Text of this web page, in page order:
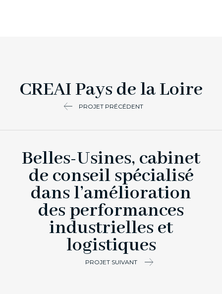
CREAI Pays de la Loire
PROJET PRÉCÉDENT
Belles-Usines, cabinet
de conseil spécialisé
dans l’amélioration
des performances
industrielles et
logistiques
PROJET SUIVANT